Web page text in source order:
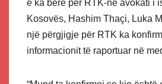
e ka bërë për RTK-në avokati i
Kosovës, Hashim Thaçi, Luka
një përgjigje për RTK ka
informacionit të raportuar në